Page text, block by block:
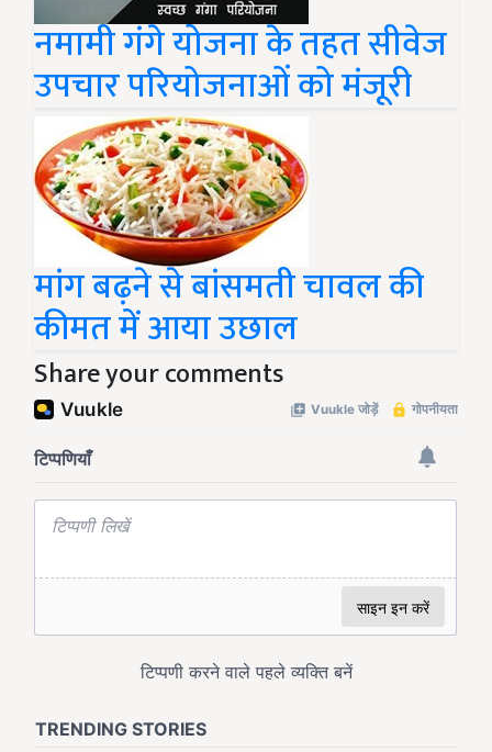
नमामी गंगे योजना के तहत सीवेज
उपचार परियोजनाओं को मंजूरी
मांग बढ़ने से बांसमती चावल की
कीमत में आया उछाल
Share your comments